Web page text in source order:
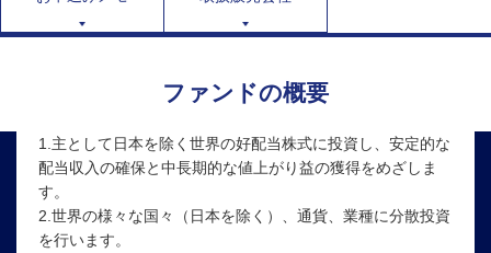
ファンドの概要
1.主として日本を除く世界の好配当株式に投資し、安定的な
配当収入の確保と中長期的な値上がり益の獲得をめざしま
す。
2.世界の様々な国々（日本を除く）、通貨、業種に分散投資
を行います。